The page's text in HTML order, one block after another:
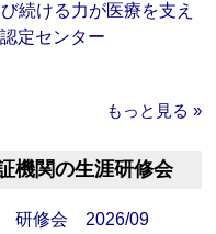
続ける力が医療を支え
定センター
もっと見る »
機関の生涯研修会
研修会 2026/09